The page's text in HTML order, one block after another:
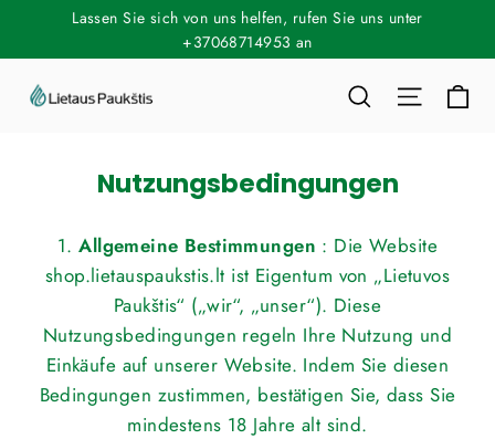
Lassen Sie sich von uns helfen, rufen Sie uns unter
+37068714953 an
Suche
Nutzungsbedingungen
1.Allgemeine Bestimmungen : Die Website
shop.lietauspaukstis.lt ist Eigentum von „Lietuvos
Paukštis“ („wir“, „unser“). Diese
Nutzungsbedingungen regeln Ihre Nutzung und
Einkäufe auf unserer Website. Indem Sie diesen
Bedingungen zustimmen, bestätigen Sie, dass Sie
mindestens 18 Jahre alt sind.